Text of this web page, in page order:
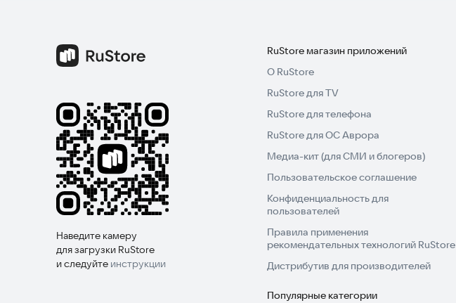
Наведите камеру
для загрузки RuStore
и следуйте инструкции
RuStore магазин приложений
О RuStore
RuStore для TV
RuStore для телефона
RuStore для ОС Аврора
Медиа-кит (для СМИ и блогеров)
Пользовательское соглашение
Конфиденциальность для
пользователей
Правила применения
рекомендательных технологий RuStore
Дистрибутив для производителей
Популярные категории